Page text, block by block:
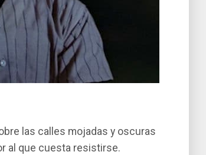
las calles mojadas y oscuras
al que cuesta resistirse.